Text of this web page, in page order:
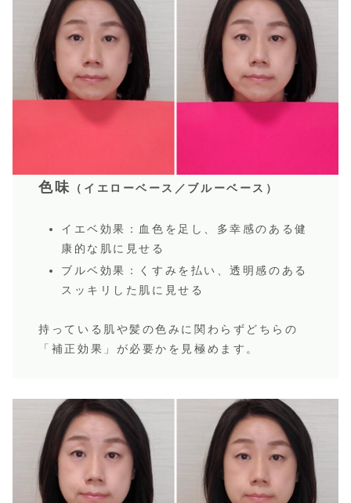
色味 （イエローベース／ブルーベース）
イエベ効果：血色を足し、多幸感のある健
康的な肌に見せる
ブルベ効果：くすみを払い、透明感のある
スッキリした肌に見せる
持っている肌や髪の色みに関わらずどちらの
「補正効果」が必要かを見極めます。